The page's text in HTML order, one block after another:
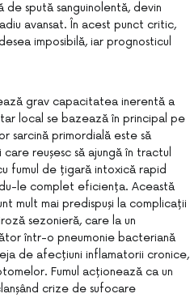
spută sanguinolentă, devin
avansat. În acest punct critic,
imposibilă, iar prognosticul
grav capacitatea inerentă a
local se bazează în principal pe
sarcină primordială este să
reușesc să ajungă în tractul
fumul de țigară intoxică rapid
le complet eficiența. Această
mult mai predispuși la complicații
sezonieră, care la un
într-o pneumonie bacteriană
de afecțiuni inflamatorii cronice,
Fumul acționează ca un
crize de sufocare